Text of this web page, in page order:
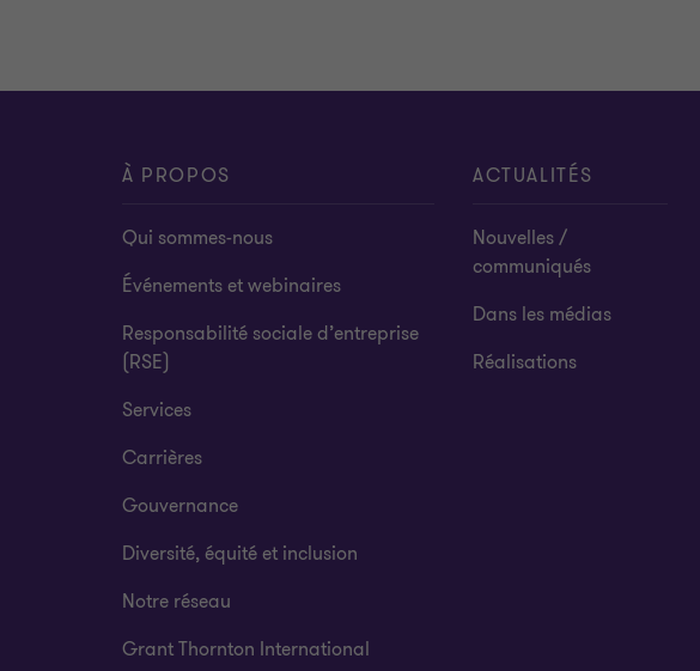
À PROPOS
Qui sommes-nous
Événements et webinaires
Responsabilité sociale d’entreprise
(RSE)
Services
Carrières
Gouvernance
Diversité, équité et inclusion
Notre réseau
Grant Thornton International
ACTUALITÉS
Nouvelles /
communiqués
Dans les médias
Réalisations